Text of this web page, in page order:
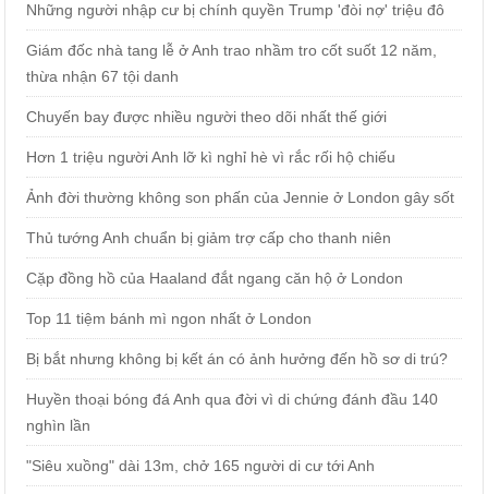
Những người nhập cư bị chính quyền Trump 'đòi nợ' triệu đô
Giám đốc nhà tang lễ ở Anh trao nhầm tro cốt suốt 12 năm,
thừa nhận 67 tội danh
Chuyến bay được nhiều người theo dõi nhất thế giới
Hơn 1 triệu người Anh lỡ kì nghỉ hè vì rắc rối hộ chiếu
Ảnh đời thường không son phấn của Jennie ở London gây sốt
Thủ tướng Anh chuẩn bị giảm trợ cấp cho thanh niên
Cặp đồng hồ của Haaland đắt ngang căn hộ ở London
Top 11 tiệm bánh mì ngon nhất ở London
Bị bắt nhưng không bị kết án có ảnh hưởng đến hồ sơ di trú?
Huyền thoại bóng đá Anh qua đời vì di chứng đánh đầu 140
nghìn lần
"Siêu xuồng" dài 13m, chở 165 người di cư tới Anh